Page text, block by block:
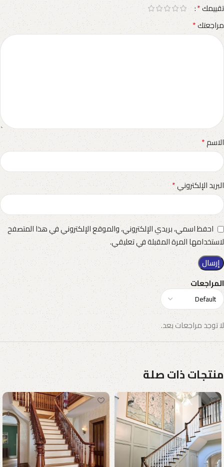
المراجعات
لا توجد مراجعات بعد.
تقييمك*
مراجعتك*
الاسم*
البريد الإلكتروني*
احفظ اسمي، بريدي الإلكتروني، والموقع الإلكتروني في هذا المتصفح
لاستخدامها المرة المقبلة في تعليقي.
منتجات ذات صلة